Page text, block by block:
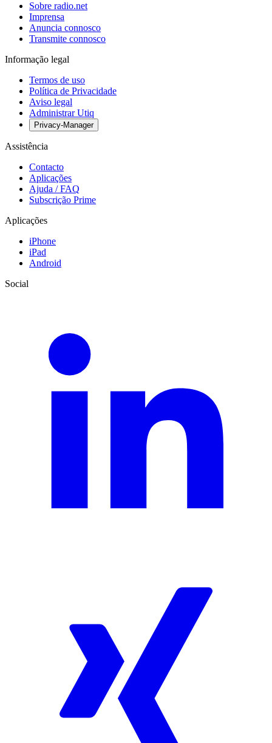
Sobre radio.net
Imprensa
Anuncia connosco
Transmite connosco
Informação legal
Termos de uso
Política de Privacidade
Aviso legal
Administrar Utiq
Privacy-Manager
Assistência
Contacto
Aplicações
Ajuda / FAQ
Subscrição Prime
Aplicações
iPhone
iPad
Android
Social